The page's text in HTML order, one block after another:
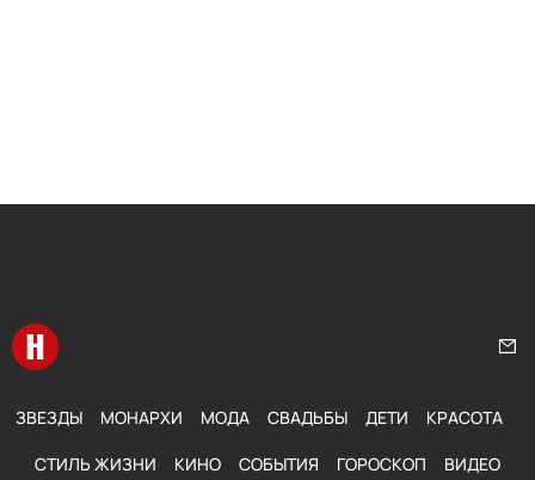
Перейти на главную
ЗВЕЗДЫ МОНАРХИ МОДА СВАДЬБЫ ДЕТИ КРАСОТА
СТИЛЬ ЖИЗНИ КИНО СОБЫТИЯ ГОРОСКОП ВИДЕО